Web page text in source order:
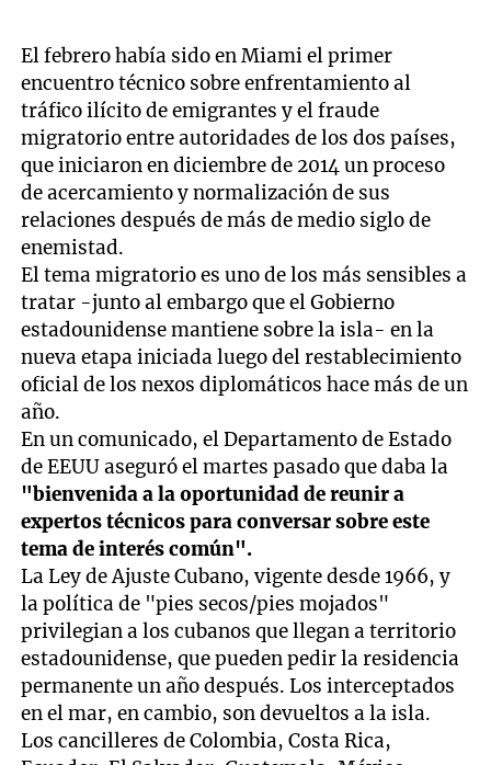
El febrero había sido en Miami el primer
encuentro técnico sobre enfrentamiento al
tráfico ilícito de emigrantes y el fraude
migratorio entre autoridades de los dos países,
que iniciaron en diciembre de 2014 un proceso
de acercamiento y normalización de sus
relaciones después de más de medio siglo de
enemistad.
El tema migratorio es uno de los más sensibles a
tratar -junto al embargo que el Gobierno
estadounidense mantiene sobre la isla- en la
nueva etapa iniciada luego del restablecimiento
oficial de los nexos diplomáticos hace más de un
año.
En un comunicado, el Departamento de Estado
de EEUU aseguró el martes pasado que daba la
"bienvenida a la oportunidad de reunir a
expertos técnicos para conversar sobre este
tema de interés común".
La Ley de Ajuste Cubano, vigente desde 1966, y
la política de "pies secos/pies mojados"
privilegian a los cubanos que llegan a territorio
estadounidense, que pueden pedir la residencia
permanente un año después. Los interceptados
en el mar, en cambio, son devueltos a la isla.
Los cancilleres de Colombia, Costa Rica,